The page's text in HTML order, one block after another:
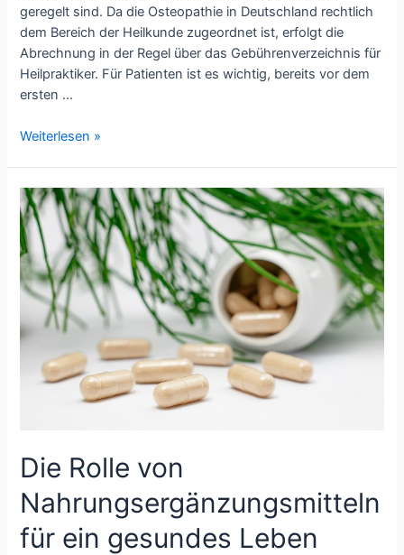
geregelt sind. Da die Osteopathie in Deutschland rechtlich
dem Bereich der Heilkunde zugeordnet ist, erfolgt die
Abrechnung in der Regel über das Gebührenverzeichnis für
Heilpraktiker. Für Patienten ist es wichtig, bereits vor dem
ersten …
Kosten
Wissenswertes
zur
Abrechnung
von
Osteopathie-
Leistungen
Weiterlesen »
Die Rolle von
Nahrungsergänzungsmitteln
für ein gesundes Leben